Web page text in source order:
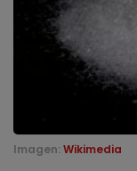
Imagen: Wikimedia